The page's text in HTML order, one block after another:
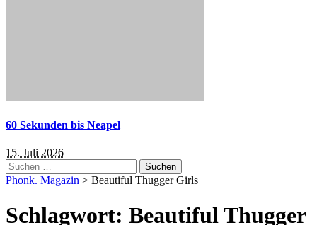
60 Sekunden bis Neapel
15. Juli 2026
Suchen
nach:
Phonk. Magazin > Beautiful Thugger Girls
Schlagwort: Beautiful Thugger